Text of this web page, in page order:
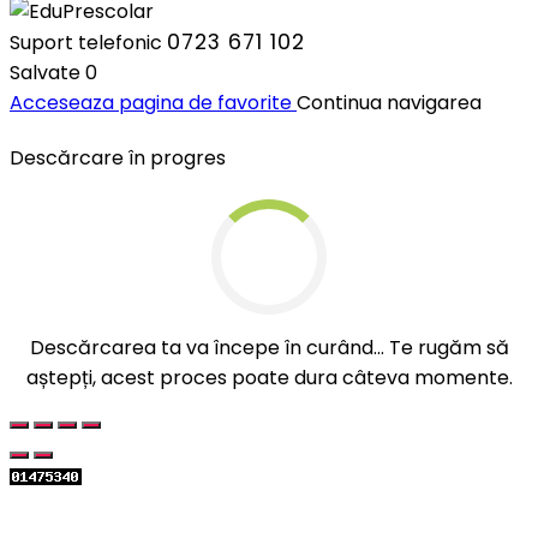
Suport telefonic 0723 671 102
Salvate0
Acceseaza pagina de favoriteContinua navigarea
Descărcare în progres
Descărcarea ta va începe în curând... Te rugăm să
aștepți, acest proces poate dura câteva momente.